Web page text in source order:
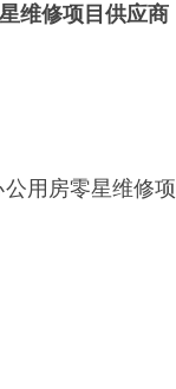
维修项目供应商
用房零星维修项